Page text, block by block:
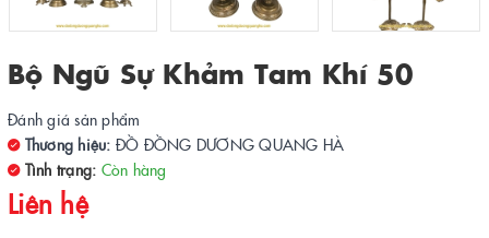
Bộ Ngũ Sự Khảm Tam Khí 50
Đánh giá sản phẩm
Thương hiệu: ĐỒ ĐỒNG DƯƠNG QUANG HÀ
Tình trạng: Còn hàng
Liên hệ